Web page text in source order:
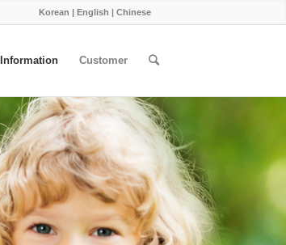
Korean | English | Chinese
Information Customer